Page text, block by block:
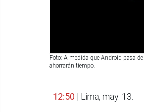
Foto: A medida que Android pasa
ahorrarán tiempo.
12:50 | Lima, may. 13.